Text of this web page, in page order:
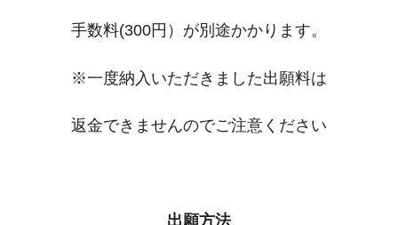
手数料(300円）が別途かかります。
※一度納入いただきました出願料は
返金できませんのでご注意ください
出願方法